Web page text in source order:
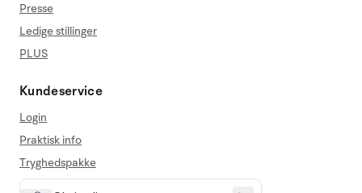
Presse
Ledige stillinger
PLUS
Kundeservice
Login
Praktisk info
Tryghedspakke